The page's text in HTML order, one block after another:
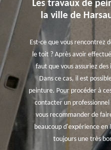
Les travaux de
la ville de
Est-ce que vous rencontrez
le toit ? Après avoir
faut que vous assuriez
Dans ce cas, il est
peinture. Pour procéder à
contacter un
vous recommander de
beaucoup d'expérience
toujours une très